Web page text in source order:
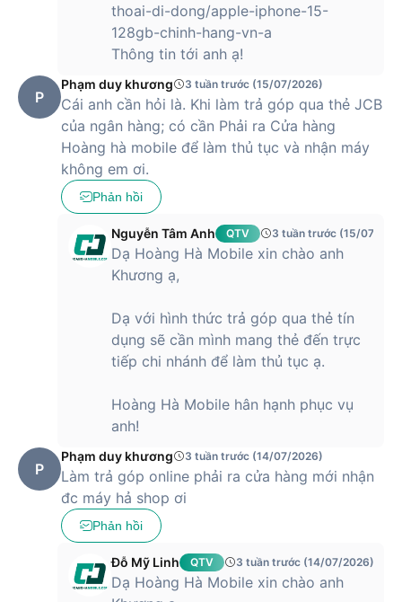
Hiện tại, Hoàng Hà Mobile đã trở thành nhà phân phối uỷ
quyền chính thức của Apple tại Việt Nam, hứa hẹn đem lại
cho khách hàng những sản phẩm chất lượng cao và mức giá
phải chăng nhất.
iPhone 13 có giá bao nhiêu?
iPhone 13 hiện được bán với mức giá
thành lựa chọn nổi bật trong phân khúciPhonetầm trung.
Với mức giá này, người dùng có thể sở hữu thiết bị sở hữu
chip A15 Bionic mạnh mẽ, màn hình OLED sắc nét và hệ
thống camera chất lượng cao, đáp ứng tốt nhu cầu chụp
cho người dùng muốn trải nghiệm hiệu năng ổn định, hệ sinh
thái Apple và độ bền cao mà không cần đầu tư chi phí quá
lớn. Ở mức giá này, iPhone 13 mang lại giá trị sử dụng bền
thoai-di-dong/apple-iphone-15-
128gb-chinh-hang-vn-a
Thông tin tới anh ạ!
P
Phạm duy khương 3 tuần trước (15/07/2026)
Cái anh cần hỏi là. Khi làm trả góp qua thẻ JCB
của ngân hàng; có cần Phải ra Cửa hàng
Hoàng hà mobile để làm thủ tục và nhận máy
không em ơi.
Phản hồi
Nguyễn Tâm Anh QTV 3 tuần trước (15/07/
Dạ Hoàng Hà Mobile xin chào anh
Khương ạ,
Dạ với hình thức trả góp qua thẻ tín
dụng sẽ cần mình mang thẻ đến trực
tiếp chi nhánh để làm thủ tục ạ.
Hoàng Hà Mobile hân hạnh phục vụ
anh!
P
Phạm duy khương 3 tuần trước (14/07/2026)
Làm trả góp online phải ra cửa hàng mới nhận
đc máy hả shop ơi
Phản hồi
Đỗ Mỹ Linh QTV 3 tuần trước (14/07/2026)
Dạ Hoàng Hà Mobile xin chào anh